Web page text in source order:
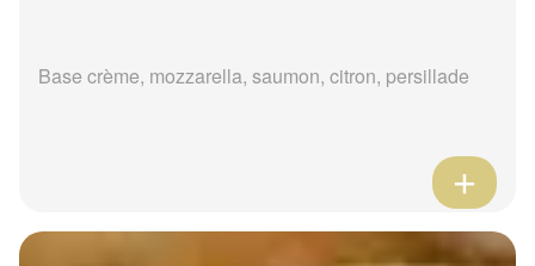
Base crème, mozzarella, saumon, citron, persillade